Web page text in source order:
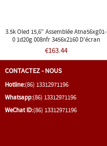
3.5k Oled 15,6" Assemblée Atna56xg01-
0 1d20g 008nfr 3456x2160 D'écran
D'affichage À Cristaux Liquides
D'ordinateur Portable
€163.44
CONTACTEZ - NOUS
Hotline:(86) 13312971196
Whatsapp:(86) 13312971196
WeChat ID:(86) 13312971196